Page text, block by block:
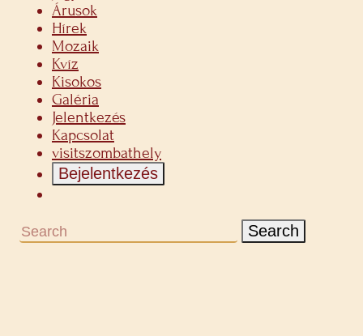
Árusok
Hírek
Mozaik
Kvíz
Kisokos
Galéria
Jelentkezés
Kapcsolat
visitszombathely
Bejelentkezés
Search